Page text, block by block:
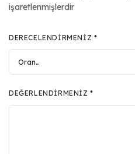
işaretlenmişlerdir
DERECELENDIRMENIZ *
DEĞERLENDIRMENIZ*